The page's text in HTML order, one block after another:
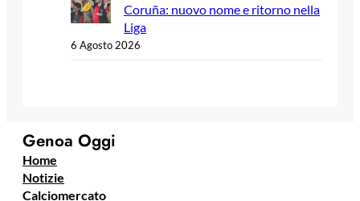
Coruña: nuovo nome e ritorno nella
Liga
6 Agosto 2026
Genoa Oggi
Home
Notizie
Calciomercato